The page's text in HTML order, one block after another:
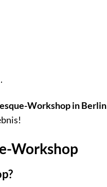
Workshop in Berlin
Workshop